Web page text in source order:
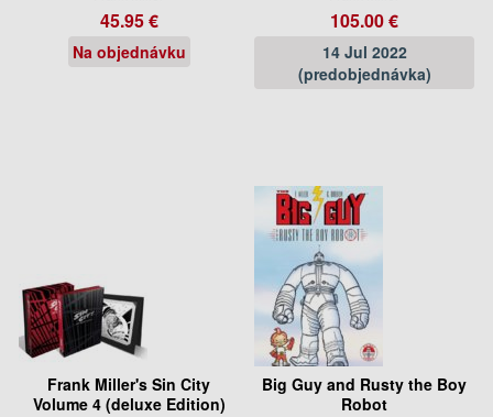
45.95 €
Na objednávku
105.00 €
14 Jul 2022
(predobjednávka)
Frank Miller's Sin City
Volume 4 (deluxe Edition)
Big Guy and Rusty the Boy
Robot